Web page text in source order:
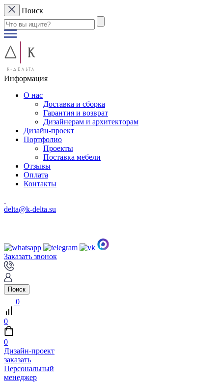
Поиск
Информация
О нас
Доставка и сборка
Гарантия и возврат
Дизайнерам и архитекторам
Дизайн-проект
Портфолио
Проекты
Поставка мебели
Отзывы
Оплата
Контакты
delta@k-delta.su
Заказать звонок
Поиск
0
0
0
Дизайн-проект
заказать
Персональный
менеджер